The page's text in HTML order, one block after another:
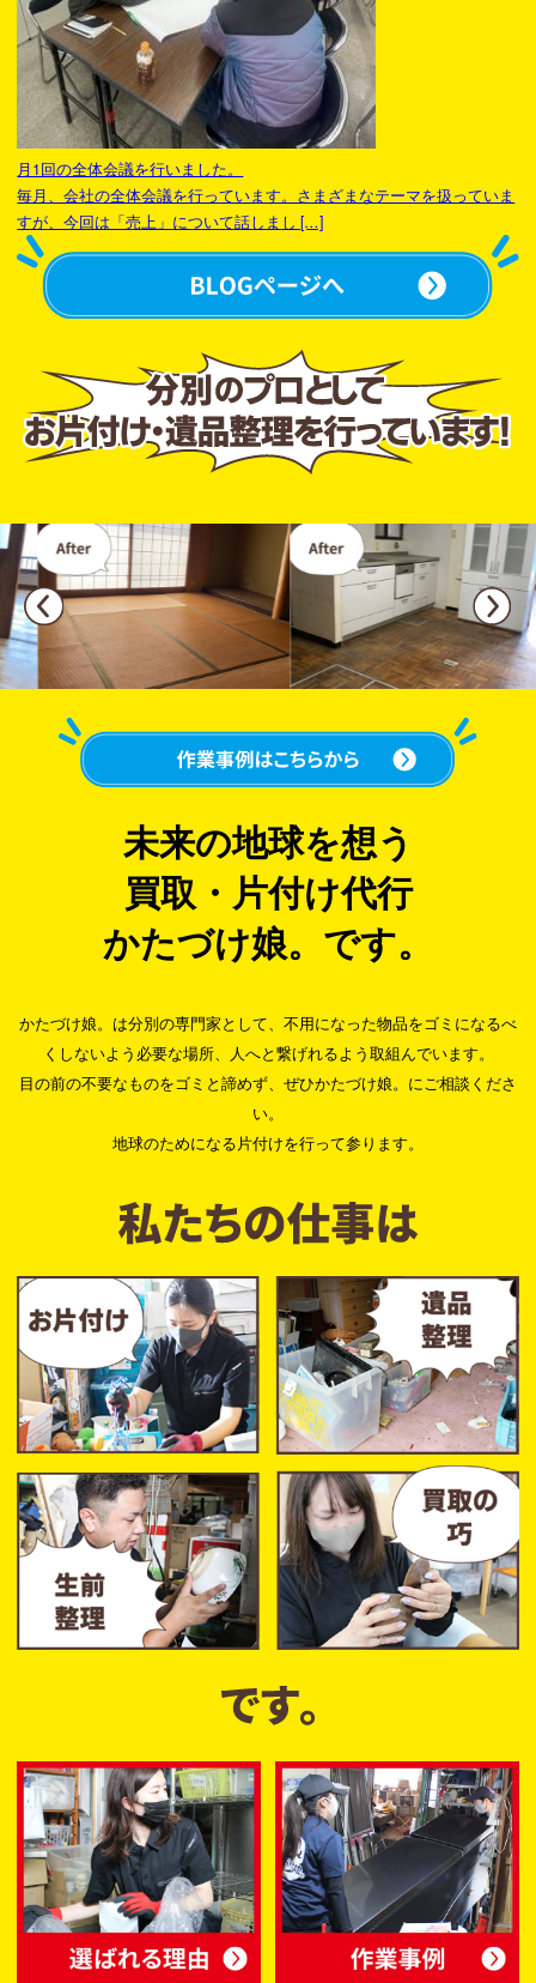
月1回の全体会議を行いました。
毎月、会社の全体会議を行っています。さまざまなテーマを扱っていま
すが、今回は「売上」について話しまし […]
未来の地球を想う
買取・片付け代行
かたづけ娘。です。
かたづけ娘。は分別の専門家として、不用になった物品をゴミになるべ
くしないよう必要な場所、人へと繋げれるよう取組んでいます。
目の前の不要なものをゴミと諦めず、ぜひかたづけ娘。にご相談くださ
い。
地球のためになる片付けを行って参ります。